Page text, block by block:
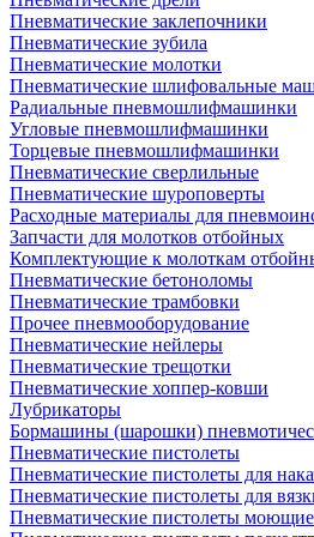
Пневматические заклепочники
Пневматические зубила
Пневматические молотки
Пневматические шлифовальные
Радиальные пневмошлифмашинки
Угловые пневмошлифмашинки
Торцевые пневмошлифмашинки
Пневматические сверлильные
Пневматические шуроповерты
Расходные материалы для
Запчасти для молотков отбойных
Комплектующие к молоткам
Пневматические бетоноломы
Пневматические трамбовки
Прочее пневмооборудование
Пневматические нейлеры
Пневматические трещотки
Пневматические хоппер-ковши
Лубрикаторы
Бормашины (шарошки)
Пневматические пистолеты
Пневматические пистолеты для
Пневматические пистолеты для
Пневматические пистолеты моющие